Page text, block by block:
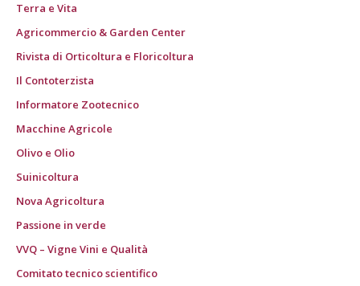
Terra e Vita
Agricommercio & Garden Center
Rivista di Orticoltura e Floricoltura
Il Contoterzista
Informatore Zootecnico
Macchine Agricole
Olivo e Olio
Suinicoltura
Nova Agricoltura
Passione in verde
VVQ – Vigne Vini e Qualità
Comitato tecnico scientifico